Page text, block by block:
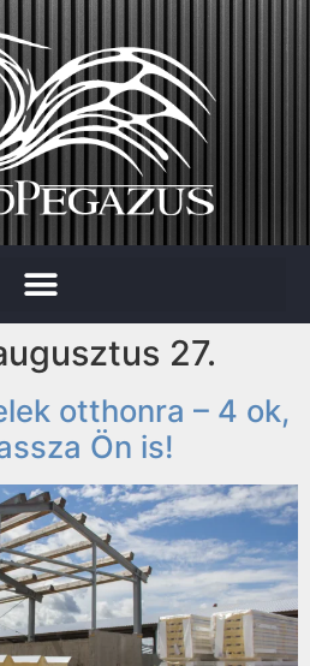
27.
otthonra – 4 ok,
Ön is!